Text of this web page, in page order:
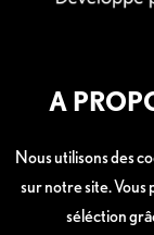
A
Mentions
Nous utilisons des
sur notre site.
séléction